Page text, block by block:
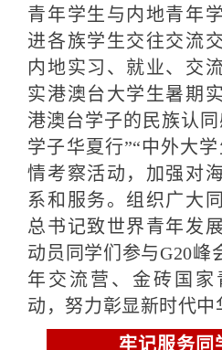
青年学生与内地青年
进各族学生交往交流
内地实习、就业、交
实港澳台大学生暑期
港澳台学子的民族认
学子华夏行”“中外大
情考察活动，加强对
系和服务。组织广大
总书记致世界青年发
动员同学们参与G20峰
年交流营、金砖国
动，努力彰显新时代中
牢记服务同